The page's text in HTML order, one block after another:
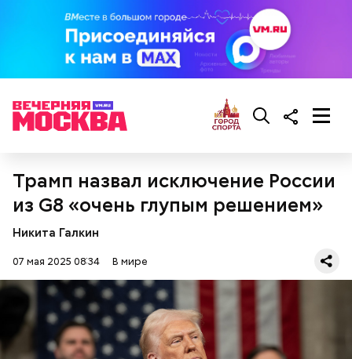
Трамп назвал исключение России
из G8 «очень глупым решением»
Никита Галкин
07 мая 2025 08:34 В мире
Сара Носс (119 лет)
Фото: wikimedia.org